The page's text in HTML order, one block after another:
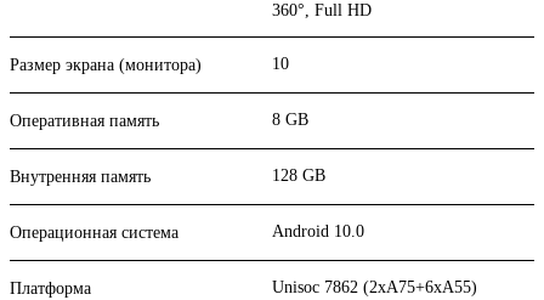
360°, Full HD
Размер экрана (монитора) 10
Оперативная память 8 GB
Внутренняя память 128 GB
Операционная система Android 10.0
Платформа Unisoc 7862 (2xA75+6xA55)